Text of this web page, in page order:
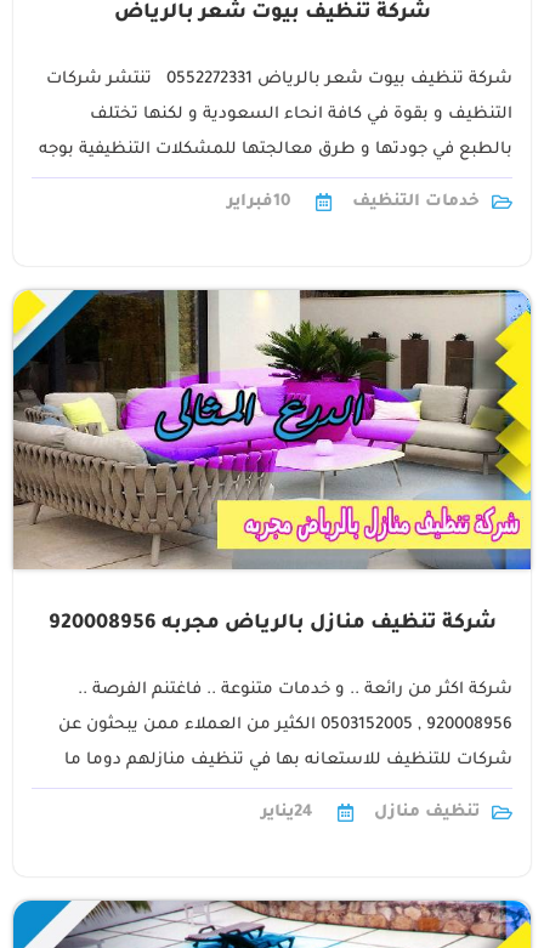
شركة تنظيف بيوت شعر بالرياض
شركة تنظيف بيوت شعر بالرياض 0552272331 تنتشر شركات
التنظيف و بقوة في كافة انحاء السعودية و لكنها تختلف
بالطبع في جودتها و طرق معالجتها للمشكلات التنظيفية بوجه
عام ،1
خدمات التنظيف
10فبراير
شركة تنظيف منازل بالرياض مجربه 920008956
شركة اكثر من رائعة .. و خدمات متنوعة .. فاغتنم الفرصة ..
920008956 , 0503152005 الكثير من العملاء ممن يبحثون عن
شركات للتنظيف للاستعانه بها في تنظيف منازلهم دوما ما
يتطلعون الي1
تنظيف منازل
24يناير